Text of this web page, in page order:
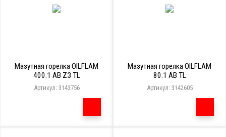
Мазутная горелка OILFLAM
400.1 AB Z3 TL
Артикул: 3143756
Мазутная горелка OILFLAM
80.1 AB TL
Артикул: 3142605